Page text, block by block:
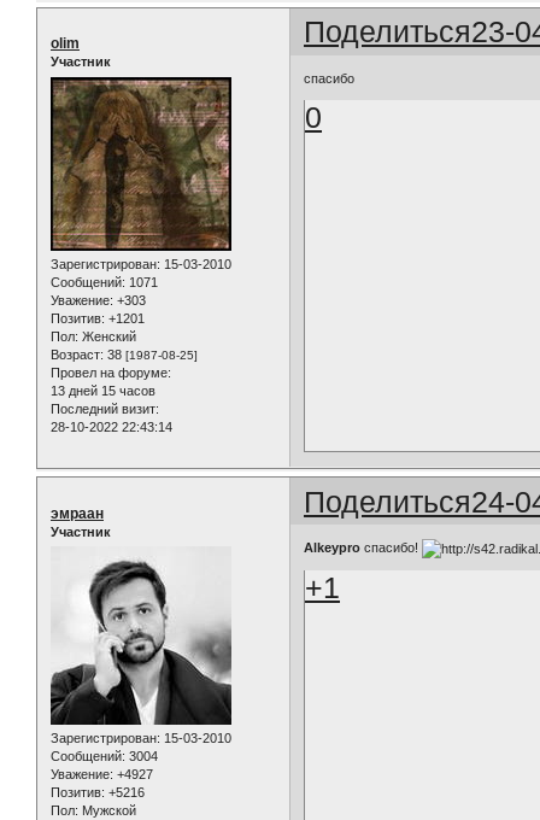
Поделиться23-
olim
Участник
Зарегистрирован: 15-03-2010
Сообщений: 1071
Уважение: +303
Позитив: +1201
Пол: Женский
Возраст: 38 [1987-08-25]
Провел на форуме:
13 дней 15 часов
Последний визит:
28-10-2022 22:43:14
спасибо
0
Поделиться24-
эмраан
Участник
Зарегистрирован: 15-03-2010
Сообщений: 3004
Уважение: +4927
Позитив: +5216
Пол: Мужской
Alkeypro спасибо!
+1